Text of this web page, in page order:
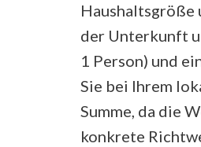
der Unterkunft
1 Person) und
Sie bei Ihrem
Summe, da die
konkrete